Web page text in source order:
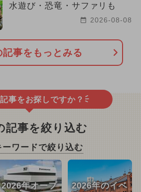
水遊び・恐竜・サファリも
2026-08-08
記事をもっとみる
事をお探しですか？
記事を絞り込む
ーワードで絞り込む
2026年オープ
2026年のイベ